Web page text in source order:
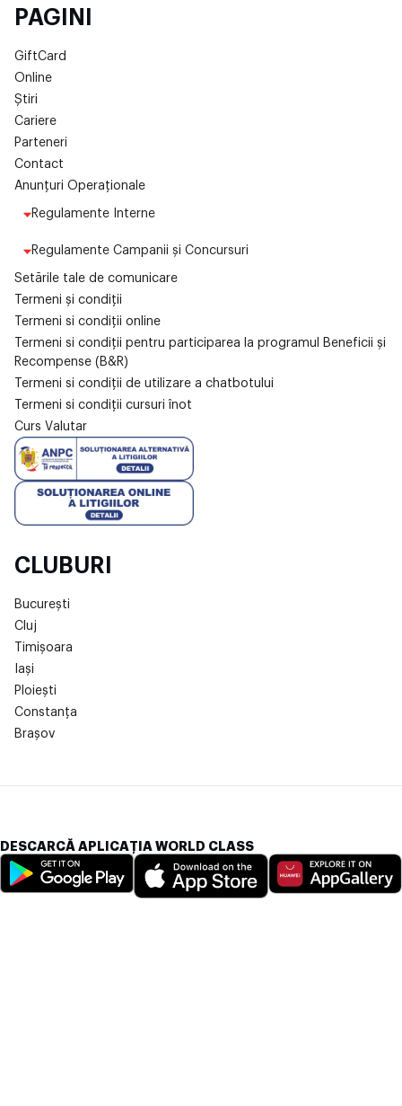
PAGINI
GiftCard
Online
Știri
Cariere
Parteneri
Contact
Anunțuri Operaționale
Regulamente Interne
Regulamente Campanii și Concursuri
Setările tale de comunicare
Termeni și condiții
Termeni si condiții online
Termeni si condiții pentru participarea la programul Beneficii și
Recompense (B&R)
Termeni si condiții de utilizare a chatbotului
Termeni si condiții cursuri înot
Curs Valutar
CLUBURI
București
Cluj
Timișoara
Iași
Ploiești
Constanța
Brașov
DESCARCĂ APLICAȚIA WORLD CLASS